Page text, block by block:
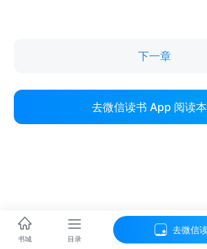
下一章
去微信读书 App 阅读
书城 目录
去微信